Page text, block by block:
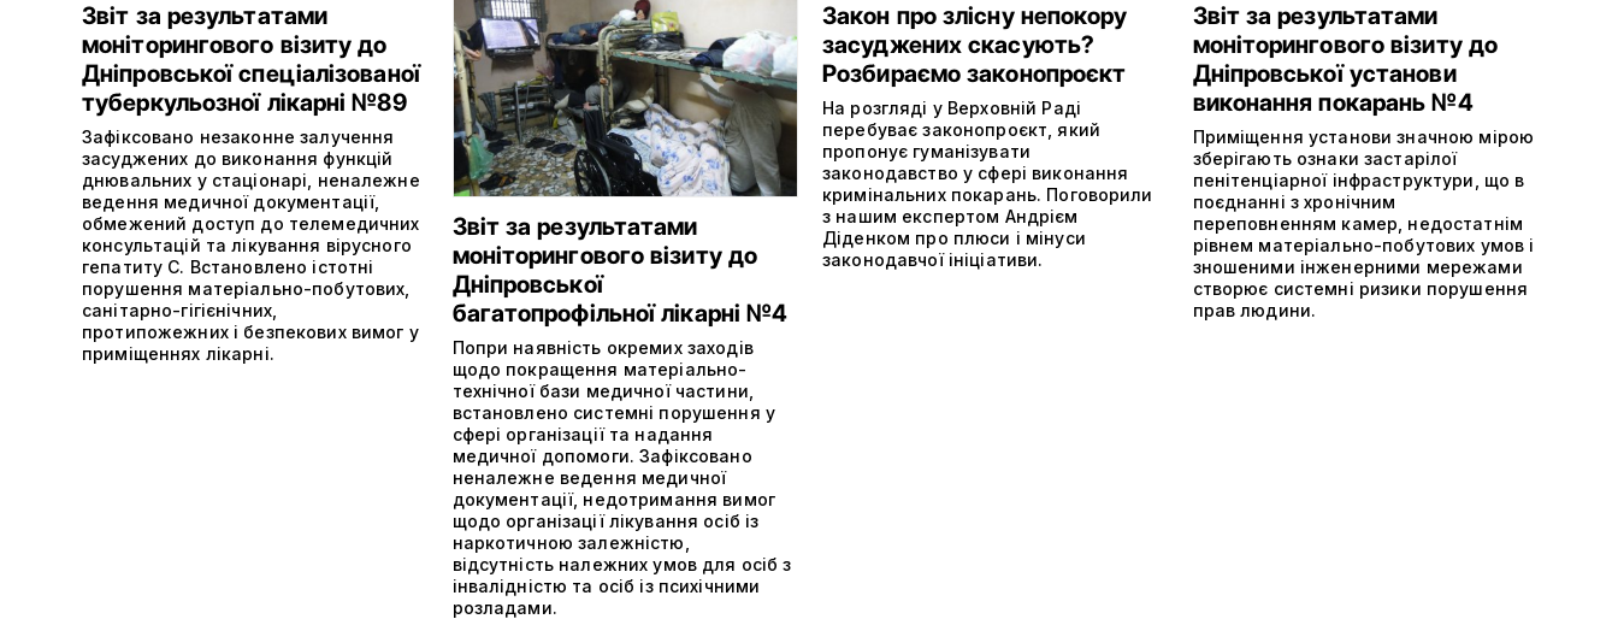
Звіт за результатами
моніторингового візиту до
Дніпровської спеціалізованої
туберкульозної лікарні №89
Зафіксовано незаконне залучення
засуджених до виконання функцій
днювальних у стаціонарі, неналежне
ведення медичної документації,
обмежений доступ до телемедичних
консультацій та лікування вірусного
гепатиту C. Встановлено істотні
порушення матеріально-побутових,
санітарно-гігієнічних,
протипожежних і безпекових вимог у
приміщеннях лікарні.
Звіт за результатами
моніторингового візиту до
Дніпровської
багатопрофільної лікарні №4
Попри наявність окремих заходів
щодо покращення матеріально-
технічної бази медичної частини,
встановлено системні порушення у
сфері організації та надання
медичної допомоги. Зафіксовано
неналежне ведення медичної
документації, недотримання вимог
щодо організації лікування осіб із
наркотичною залежністю,
відсутність належних умов для осіб з
інвалідністю та осіб із психічними
розладами.
Закон про злісну непокору
засуджених скасують?
Розбираємо законопроєкт
На розгляді у Верховній Раді
перебуває законопроєкт, який
пропонує гуманізувати
законодавство у сфері виконання
кримінальних покарань. Поговорили
з нашим експертом Андрієм
Діденком про плюси і мінуси
законодавчої ініціативи.
Звіт за результатами
моніторингового візиту до
Дніпровської установи
виконання покарань №4
Приміщення установи значною мірою
зберігають ознаки застарілої
пенітенціарної інфраструктури, що в
поєднанні з хронічним
переповненням камер, недостатнім
рівнем матеріально-побутових умов і
зношеними інженерними мережами
створює системні ризики порушення
прав людини.